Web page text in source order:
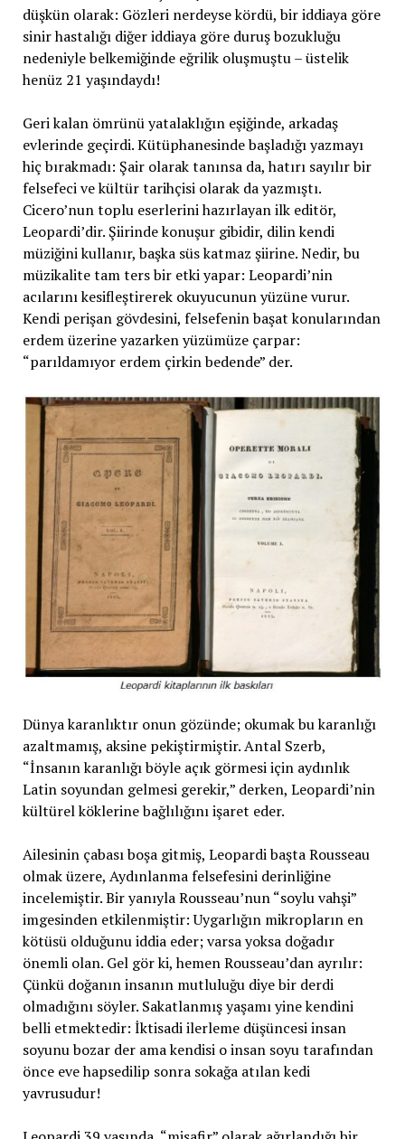
düşkün olarak: Gözleri nerdeyse kördü, bir iddiaya göre
sinir hastalığı diğer iddiaya göre duruş bozukluğu
nedeniyle belkemiğinde eğrilik oluşmuştu – üstelik
henüz 21 yaşındaydı!
Geri kalan ömrünü yatalaklığın eşiğinde, arkadaş
evlerinde geçirdi. Kütüphanesinde başladığı yazmayı
hiç bırakmadı: Şair olarak tanınsa da, hatırı sayılır bir
felsefeci ve kültür tarihçisi olarak da yazmıştı.
Cicero’nun toplu eserlerini hazırlayan ilk editör,
Leopardi’dir. Şiirinde konuşur gibidir, dilin kendi
müziğini kullanır, başka süs katmaz şiirine. Nedir, bu
müzikalite tam ters bir etki yapar: Leopardi’nin
acılarını kesifleştirerek okuyucunun yüzüne vurur.
Kendi perişan gövdesini, felsefenin başat konularından
erdem üzerine yazarken yüzümüze çarpar:
“parıldamıyor erdem çirkin bedende” der.
Dünya karanlıktır onun gözünde; okumak bu karanlığı
azaltmamış, aksine pekiştirmiştir. Antal Szerb,
“İnsanın karanlığı böyle açık görmesi için aydınlık
Latin soyundan gelmesi gerekir,” derken, Leopardi’nin
kültürel köklerine bağlılığını işaret eder.
Ailesinin çabası boşa gitmiş, Leopardi başta Rousseau
olmak üzere, Aydınlanma felsefesini derinliğine
incelemiştir. Bir yanıyla Rousseau’nun “soylu vahşi”
imgesinden etkilenmiştir: Uygarlığın mikropların en
kötüsü olduğunu iddia eder; varsa yoksa doğadır
önemli olan. Gel gör ki, hemen Rousseau’dan ayrılır:
Çünkü doğanın insanın mutluluğu diye bir derdi
olmadığını söyler. Sakatlanmış yaşamı yine kendini
belli etmektedir: İktisadi ilerleme düşüncesi insan
soyunu bozar der ama kendisi o insan soyu tarafından
önce eve hapsedilip sonra sokağa atılan kedi
yavrusudur!